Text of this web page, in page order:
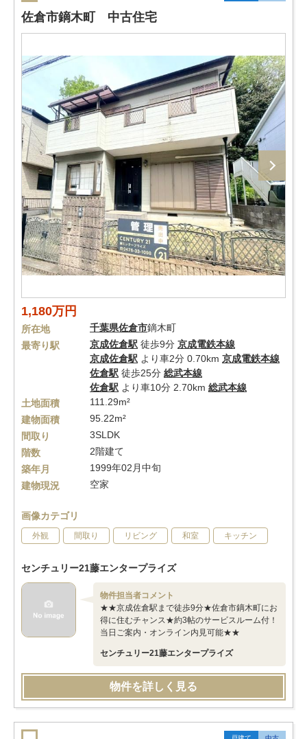
佐倉市鏑木町 中古住宅
1,180万円
所在地 千葉県佐倉市鏑木町
最寄り駅
京成佐倉駅 徒歩9分 京成電鉄本線
京成佐倉駅 より車2分 0.70km 京成電鉄本線
佐倉駅 徒歩25分 総武本線
佐倉駅 より車10分 2.70km 総武本線
土地面積
111.29m²
建物面積
95.22m²
間取り
3SLDK
階数
2階建て
築年月
1999年02月中旬
建物現況
空家
画像カテゴリ
外観 間取り リビング 和室 キッチン
センチュリー21藤エンタープライズ
物件担当者コメント
★★京成佐倉駅まで徒歩9分★佐倉市鏑木町にお
得に住むチャンス★約3帖のサービスルーム付！
当日ご案内・オンライン内見可能★★
センチュリー21藤エンタープライズ
物件を詳しく見る